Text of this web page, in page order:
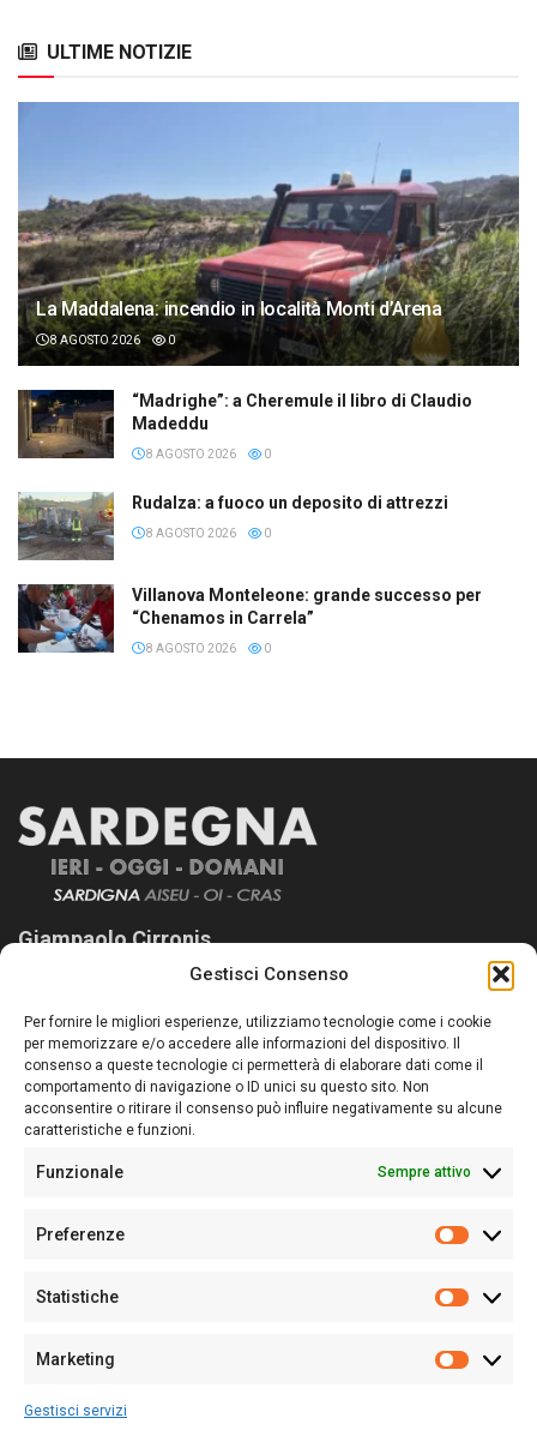
Gestisci Consenso
Per fornire le migliori esperienze, utilizziamo tecnologie come i cookie
per memorizzare e/o accedere alle informazioni del dispositivo. Il
consenso a queste tecnologie ci permetterà di elaborare dati come il
comportamento di navigazione o ID unici su questo sito. Non
acconsentire o ritirare il consenso può influire negativamente su alcune
caratteristiche e funzioni.
Funzionale Sempre attivo
Preferenze
Statistiche
Marketing
Gestisci servizi
ULTIME NOTIZIE
La Maddalena: incendio in località Monti d’Arena
8 AGOSTO 2026 0
“Madrighe”: a Cheremule il libro di Claudio
Madeddu
8 AGOSTO 2026 0
Rudalza: a fuoco un deposito di attrezzi
8 AGOSTO 2026 0
Villanova Monteleone: grande successo per
“Chenamos in Carrela”
8 AGOSTO 2026 0
Giampaolo Cirronis
Sardegna Ieri-Oggi-Domani nasce per informare “liberamente” i
lettori su quanto accade in Sardegna, con un occhio rivolto al
nostro passato e, soprattutto, al nostro futuro
Follow Us
Sede:Via Cristoforo Colombo 09013 Carbonia
Partita IVA02270380922
128/2020 del 10/02/2020
Per la Pubblicità: